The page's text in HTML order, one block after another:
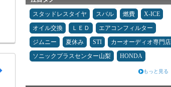
スタッドレスタイヤ スバル 燃費
X-ICE
オイル交換
ＬＥＤ
エアコンフィルター
ジムニー
夏休み STI
カーオーディオ専門店
ソニックプラスセンター山梨
HONDA
もっと見る